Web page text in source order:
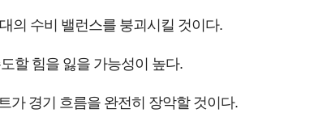
의 수비 밸런스를 붕괴시킬 것이다.
할 힘을 잃을 가능성이 높다.
가 경기 흐름을 완전히 장악할 것이다.